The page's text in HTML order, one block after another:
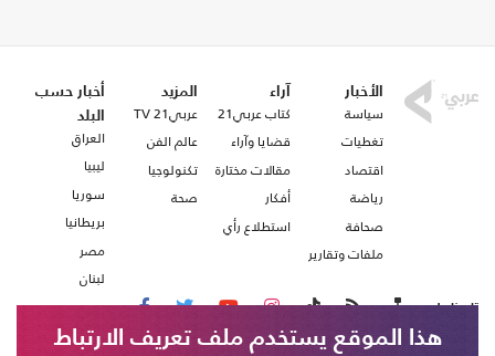
الأخبار
سياسة
تغطيات
اقتصاد
رياضة
صحافة
ملفات وتقارير
آراء
كتاب عربي21
قضايا وآراء
مقالات مختارة
أفكار
استطلاع رأي
المزيد
عربي21 TV
عالم الفن
تكنولوجيا
صحة
أخبار حسب
البلد
العراق
ليبيا
سوريا
بريطانيا
مصر
لبنان
تابعنا على
هذا الموقع يستخدم ملف تعريف الارتباط